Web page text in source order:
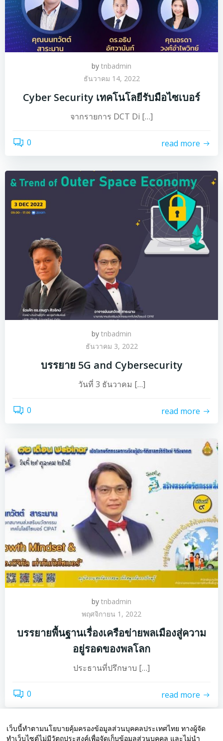
by tnbadmin
ธันวาคม 14, 2022
Cyber Security เทคโนโลยีรับมือไซเบอร์
จากรายการ DCT Di […]
0 read more
by tnbadmin
ธันวาคม 3, 2022
บรรยาย 5G and Cybersecurity
วันที่ 3 ธันวาคม […]
0 read more
by tnbadmin
พฤศจิกายน 1, 2022
บรรยายพื้นฐานเรื่องเครือข่ายพลเมืองสู่ความ
อยู่รอดของพลโลก
ประธานที่ปรึกษาบ […]
0 read more
เว็บนี้ทำตามนโยบายคุ้มครองข้อมูลส่วนบุคคลประเทศไทย ทางผู้จัด
ทำเว็บไซต์ไม่มีวัตถุประสงค์เพื่อจัดเก็บข้อมูลส่วนบุคคล และไม่นำ